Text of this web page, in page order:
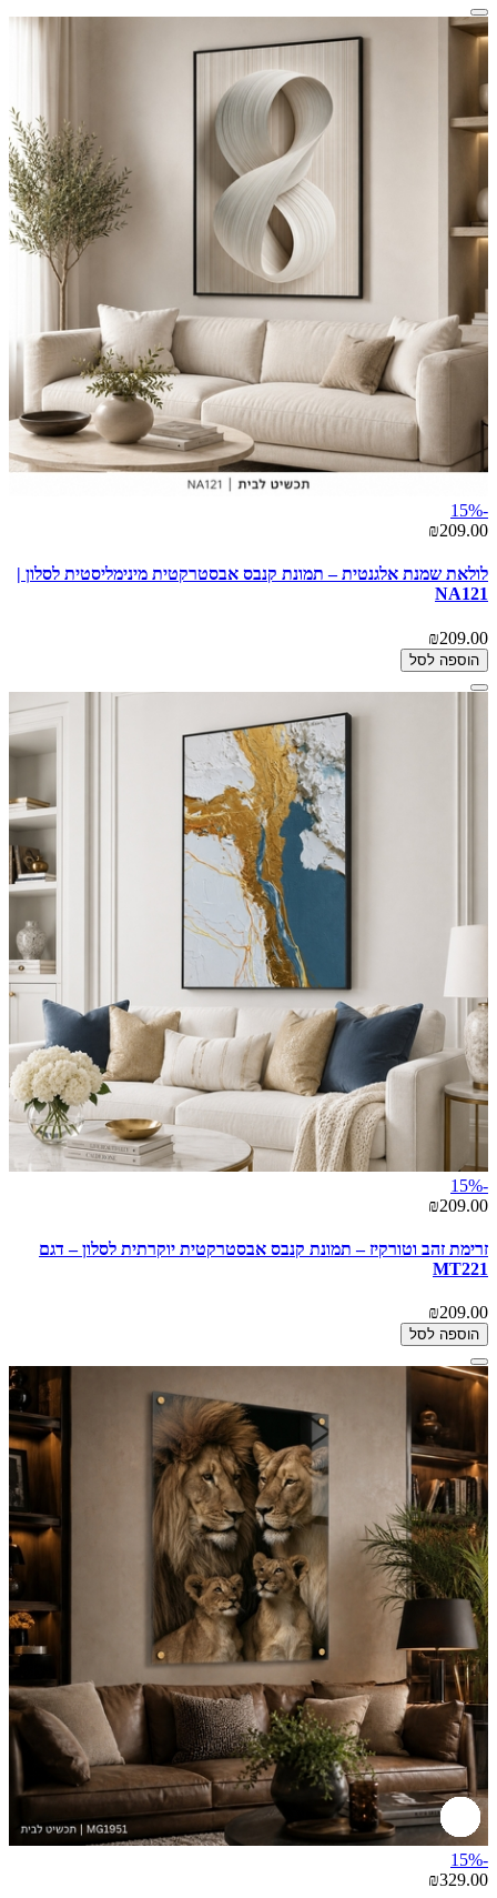
-15%
₪209.00
לולאת שמנת אלגנטית – תמונת קנבס אבסטרקטית מינימליסטית לסלון |
NA121
₪209.00
הוספה לסל
-15%
₪209.00
זרימת זהב וטורקיז – תמונת קנבס אבסטרקטית יוקרתית לסלון – דגם
MT221
₪209.00
הוספה לסל
-15%
₪329.00